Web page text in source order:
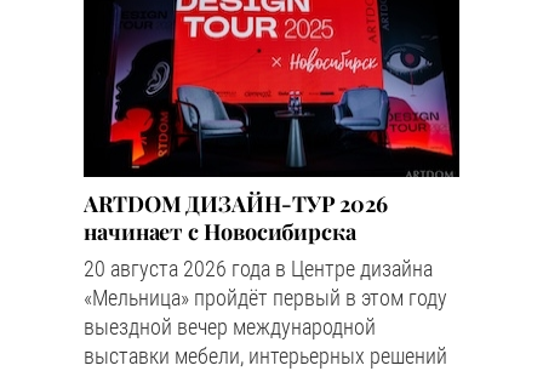
ARTDOM ДИЗАЙН-ТУР 2026
начинает с Новосибирска
20 августа 2026 года в Центре дизайна
«Мельница» пройдёт первый в этом году
выездной вечер международной
выставки мебели, интерьерных решений